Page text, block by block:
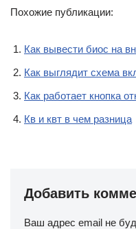
Похожие публикации:
Как вывести биос на
Как выглядит схема
Как работает кнопка
Кв и квт в чем разница
Добавить
Ваш адрес email не